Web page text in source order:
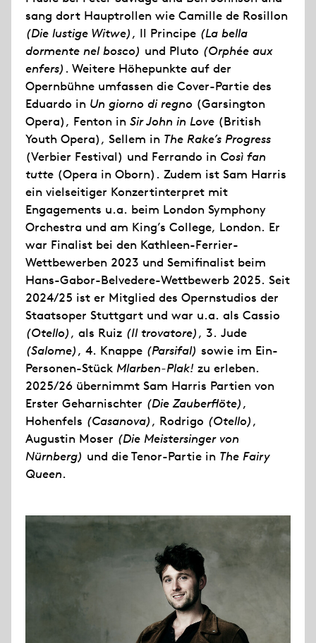
sang dort Hauptrollen wie Camille de Rosillon
(Die lustige Witwe), Il Principe (La bella
dormente nel bosco) und Pluto (Orphée aux
enfers) . Weitere Höhepunkte auf der
Opernbühne umfassen die Cover-Partie des
Eduardo in Un giorno di regno (Garsington
Opera), Fenton in Sir John in Love (British
Youth Opera), Sellem in The Rake’s Progress
(Verbier Festival) und Ferrando in Così fan
tutte (Opera in Oborn). Zudem ist Sam Harris
ein vielseitiger Konzertinterpret mit
Engagements u.a. beim London Symphony
Orchestra und am King’s College, London. Er
war Finalist bei den Kathleen-Ferrier-
Wettbewerben 2023 und Semifinalist beim
Hans-Gabor-Belvedere-Wettbewerb 2025. Seit
2024/25 ist er Mitglied des Opernstudios der
Staatsoper Stuttgart und war u.a. als Cassio
(Otello), als Ruiz (Il trovatore), 3. Jude
(Salome), 4. Knappe (Parsifal) sowie im Ein-
Personen-Stück Mlarben-Plak! zu erleben.
2025/26 übernimmt Sam Harris Partien von
Erster Geharnischter (Die Zauberflöte),
Hohenfels (Casanova), Rodrigo (Otello),
Augustin Moser (Die Meistersinger von
Nürnberg) und die Tenor-Partie in The Fairy
Queen.